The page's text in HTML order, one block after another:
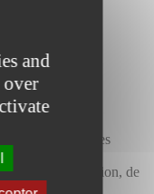
and
saisies
relation avec un
de prospection, de